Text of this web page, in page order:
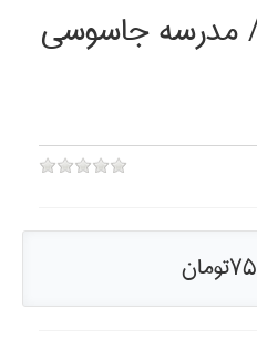
/ مدرسه جاسوسي